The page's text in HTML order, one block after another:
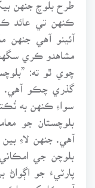
ڪنهن تي عائد
آئينو آهي جنهن
مشاهدو ڪري
چوي ٿو ته:
گذري چڪو آهي.
سواءِ ڪنهن به
بلوچستان جو
آهي. جنهن لاءِ
بلوچن جي
پارٽيءَ جو
آمريڪا کي